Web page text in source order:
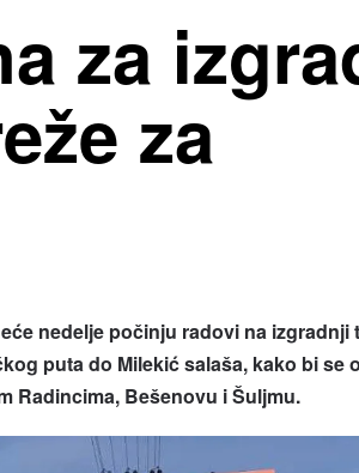
za
za
nedelje počinju radovi na izgradnji
puta do Milekić salaša, kako bi se
Radincima, Bešenovu i Šuljmu.